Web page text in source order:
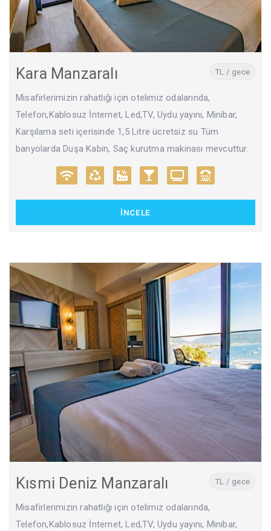
Kara Manzaralı TL / gece
Misafirlerimizin rahatlığı için otelimiz odalarında,
Telefon,Kablosuz İnternet, Led,TV, Uydu yayını, Minibar,
Karşılama seti içerisinde 1,5 Litre ücretsiz su Tüm
banyolarda Duşa Kabin, Saç kurutma makinası mevcuttur.
İNCELE
Kısmi Deniz Manzaralı TL / gece
Misafirlerimizin rahatlığı için otelimiz odalarında,
Telefon,Kablosuz İnternet, Led,TV, Uydu yayını, Minibar,